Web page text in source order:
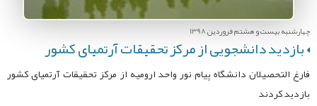
چهارشنبه بیست و هشتم فروردین 1398
بازدید دانشجویی از مرکز تحقیقات آرتمیای کشور
فارغ التحصیلان دانشگاه پیام نور واحد ارومیه از مرکز تحقیقات آرتمیای کشور
بازدید کردند